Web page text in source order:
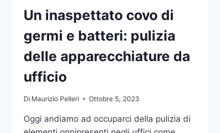
Un inaspettato covo di
germi e batteri: pulizia
delle apparecchiature da
ufficio
Di Maurizio Pelleri Ottobre 5, 2023
Oggi andiamo ad occuparci della pulizia di